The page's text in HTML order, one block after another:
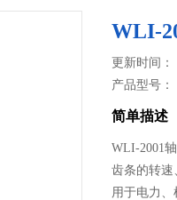
WLI-
更新时间：
产品型号
简单描述
WLI-2001
齿条的转速
用于电力